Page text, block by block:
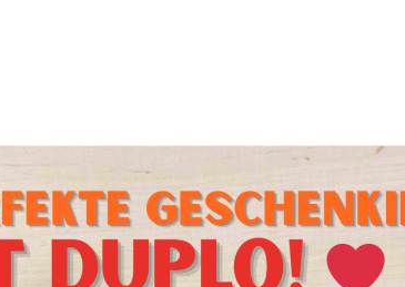
die sich sogar roh genießen lässt. Der Teig
Man kann aus im eine leckere
Eis machen.